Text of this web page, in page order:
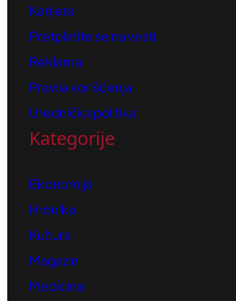
Karijera
Pretplatite se na vesti
Reklama
Pravila korišćenja
Urednička politika
Kategorije
Ekonomija
Hronika
Kultura
Magazin
Medicina